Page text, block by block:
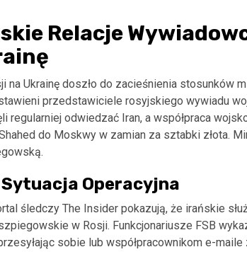
Relacje
na Ukrainę doszło do zacieśnienia stosunków
przedstawiciele rosyjskiego wywiadu
regularniej odwiedzać Iran, a współpraca
do Moskwy w zamian za sztabki złota.
Operacyjna
śledczy The Insider pokazują, że irańskie
w Rosji. Funkcjonariusze FSB
sobie lub współpracownikom e-